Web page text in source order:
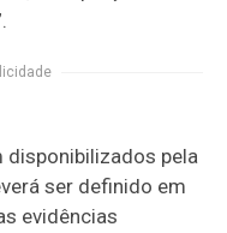
disponibilizados pela
ser definido em
evidências